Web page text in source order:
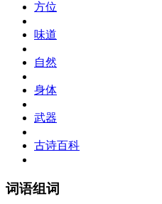
方位
味道
自然
身体
武器
古诗百科
词语组词